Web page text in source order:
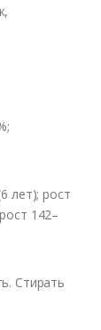
лет); рост
142–
Стирать